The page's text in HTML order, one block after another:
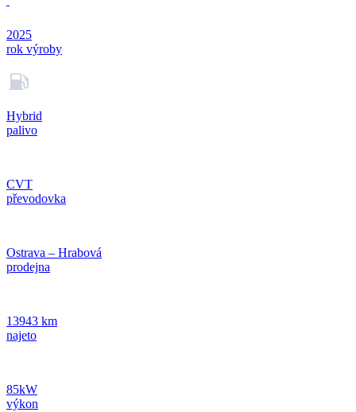
2025
rok výroby
Hybrid
palivo
CVT
převodovka
Ostrava – Hrabová
prodejna
13943 km
najeto
85kW
výkon